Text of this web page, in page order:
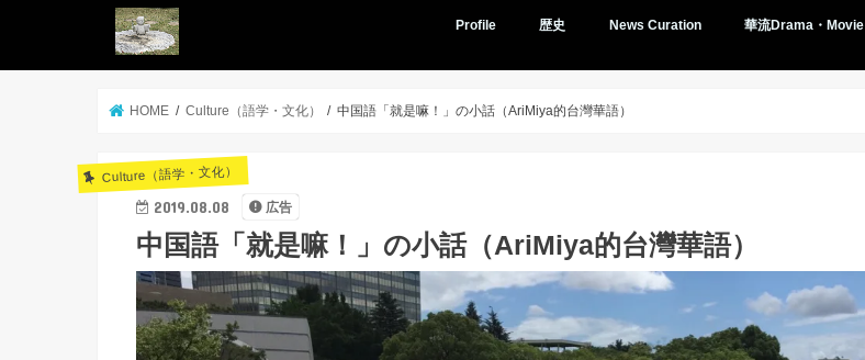
Profile 歴史 News Curation 華流Drama・Movie
HOME Culture（語学・文化） 中国語「就是嘛！」の小話（AriMiya的台灣華語）
Culture（語学・文化）
2019.08.08 広告
中国語「就是嘛！」の小話（AriMiya的台灣華語）